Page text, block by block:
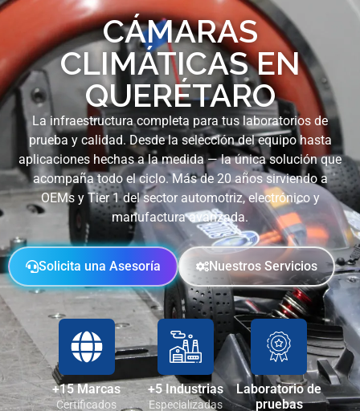
CÁMARAS
CLIMÁTICAS EN
QUERÉTARO
La infraestructura completa para tus laboratorios de
prueba y calidad. Desde la selección del equipo hasta
aplicaciones hechas a la medida — la única solución que
acompaña todo el ciclo. Más de 20 años sirviendo a
OEMs y Tier 1 del sector automotriz, electrónico y
manufactura avanzada.
Solicita una Asesoría Nuestros Servicios
+15 Marcas
Certificados
+5 Industrias
Especializadas
Laboratorio de
pruebas